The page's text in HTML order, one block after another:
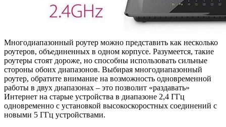
Многодиапазонный роутер можно представить как несколько
роутеров, объединенных в одном корпусе. Разумеется, такие
роутеры стоят дороже, но способны использовать сильные
стороны обоих диапазонов. Выбирая многодиапазонный
роутер, обратите внимание на возможность одновременной
работы в двух диапазонах – это позволит «раздавать»
Интернет на старые устройства в диапазоне 2,4 ГГц
одновременно с установкой высокоскоростных соединений с
новыми 5 ГГц устройствами.